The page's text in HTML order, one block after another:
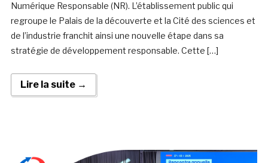
Numérique Responsable (NR). L’établissement public qui
regroupe le Palais de la découverte et la Cité des sciences et
de l’industrie franchit ainsi une nouvelle étape dans sa
stratégie de développement responsable. Cette […]
Lire la suite →